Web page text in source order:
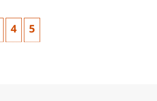
,
Page
4 ,
Page
5